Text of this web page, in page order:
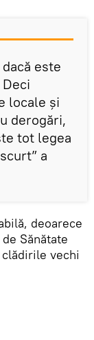
este
locale și
derogări,
tot legea
a
deoarece
Sănătate
vechi